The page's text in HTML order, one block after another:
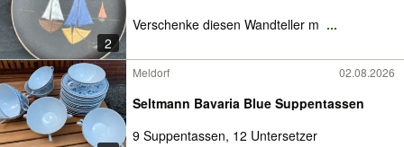
2
Verschenke diesen Wandteller m ...
Meldorf 02.08.2026
Seltmann Bavaria Blue Suppentassen
9 Suppentassen, 12 Untersetzer